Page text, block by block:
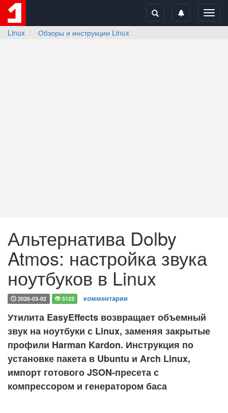
Linux
Обзоры и инструкции Linux
Альтернатива Dolby
Atmos: настройка звука
ноутбуков в Linux
2026-03-02 5123 комментарии
Утилита EasyEffects возвращает объемный
звук на ноутбуки с Linux, заменяя закрытые
профили Harman Kardon. Инструкция по
установке пакета в Ubuntu и Arch Linux,
импорт готового JSON-пресета с
компрессором и генератором баса